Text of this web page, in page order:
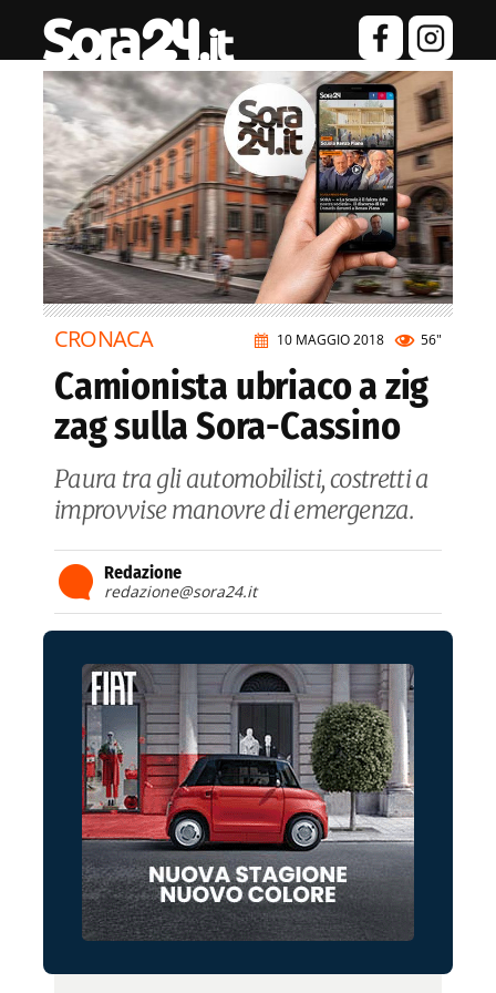
10 MAGGIO 2018 56"
CRONACA
Camionista ubriaco a zig
zag sulla Sora-Cassino
Paura tra gli automobilisti, costretti a
improvvise manovre di emergenza.
Redazione
redazione@sora24.it